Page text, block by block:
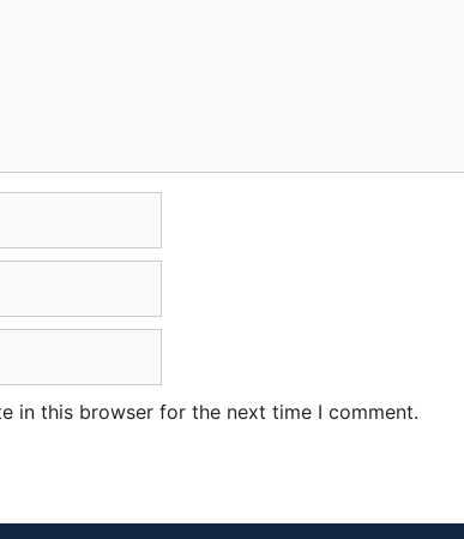
in this browser for the next time I comment.